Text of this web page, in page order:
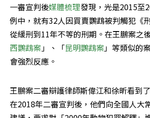
一審宣判後媒體梳理發現，光是2015至
例中，就有32人因買賣鸚鵡被判觸犯《
從緩刑到11年不等的刑期。在王鵬案之
西鸚鵡案」、「昆明鸚鵡案」等類似的
會強烈反應。
王鵬案二審辯護律師斯偉江和徐昕看到
在2018年二審宣判後，他們向全國人大